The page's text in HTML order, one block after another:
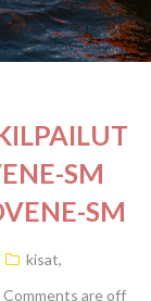
SM
SM
kisat,
Comments are off